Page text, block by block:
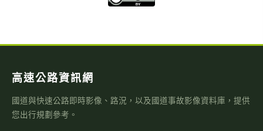
高速公路資訊網
國道與快速公路即時影像、路況，以及國道事故影像資料庫，提供
您出行規劃參考。